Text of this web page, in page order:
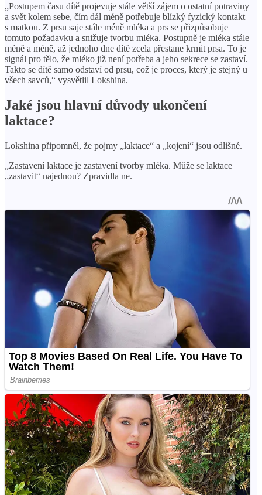
„Postupem času dítě projevuje stále větší zájem o ostatní potraviny
a svět kolem sebe, čím dál méně potřebuje blízký fyzický kontakt
s matkou. Z prsu saje stále méně mléka a prs se přizpůsobuje
tomuto požadavku a snižuje tvorbu mléka. Postupně je mléka stále
méně a méně, až jednoho dne dítě zcela přestane krmit prsa. To je
signál pro tělo, že mléko již není potřeba a jeho sekrece se zastaví.
Takto se dítě samo odstaví od prsu, což je proces, který je stejný u
všech savců,“ vysvětlil Lokshina.
Jaké jsou hlavní důvody ukončení
laktace?
Lokshina připomněl, že pojmy „laktace“ a „kojení“ jsou odlišné.
„Zastavení laktace je zastavení tvorby mléka. Může se laktace
„zastavit“ najednou? Zpravidla ne.